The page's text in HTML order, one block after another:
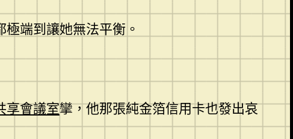
端到讓她無法平衡。
享會議室攣，他那張純金箔信用卡也發出哀